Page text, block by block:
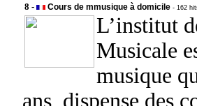
8 - Cours de mmusique à domicile - 162
L’institut
Musicale
musique
ans, dispense des